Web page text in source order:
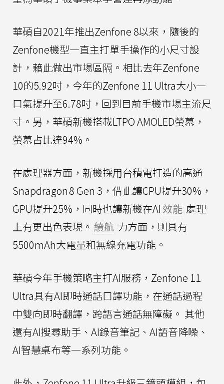
華碩自2021年推出Zenfone 8以來，隨後的
Zenfone機型一直主打單手操作的小尺寸設
計，藉此做出市場區隔。相比去年Zenfone
10的5.92吋，今年的Zenfone 11 Ultra大小一
口氣提升至6.78吋，回到目前手機市場主流尺
寸。另，華碩新機搭載LTPO AMOLED螢幕，
螢幕占比達94%。
在處理器方面，新機採用台積電打造的高通
Snapdragon 8 Gen 3，借此讓CPU提升30%，
GPU提升25%，同時也讓新機在AI 效能 處理
上有更出色表現。 續航 力方面，則具有
5500mAh大電量和無線充電功能。
華碩今年手機策略主打AI服務，Zenfone 11
Ultra具有AI即時通話口譯功能，在通話過程
中雙向即時翻譯，跨語言通話無障礙。 其他
還有AI搜尋助手、AI錄音筆記、AI語音降噪、
AI智慧桌布等一系列功能。